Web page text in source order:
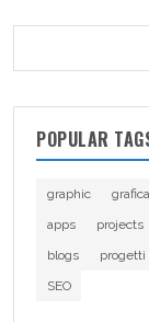
POPULAR
graphic grafica
apps
projects
blogs
progetti
SEO